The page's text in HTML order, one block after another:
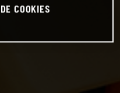
COOKIES